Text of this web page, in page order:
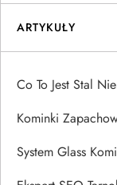
ARTYKUŁY
Co To Jest Stal
Kominki
System Glass